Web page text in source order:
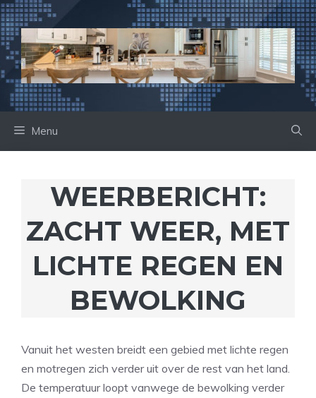
Ga
naar
de
inhoud
Menu
WEERBERICHT:
ZACHT WEER, MET
LICHTE REGEN EN
BEWOLKING
Vanuit het westen breidt een gebied met lichte regen
en motregen zich verder uit over de rest van het land.
De temperatuur loopt vanwege de bewolking verder